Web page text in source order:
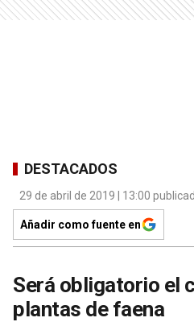
DESTACADOS
29 de abril de 2019 | 13:00
Añadir como fuente en
Será obligatorio el
plantas de faena